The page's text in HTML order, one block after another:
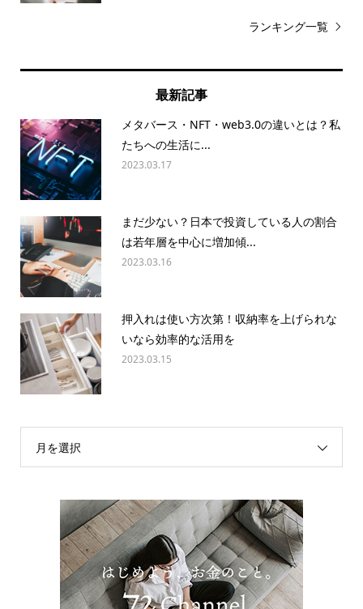
ランキング一覧
最新記事
メタバース・NFT・web3.0の違いとは？私
たちへの生活に...
2023.03.17
まだ少ない？日本で投資している人の割合
は若年層を中心に増加傾...
2023.03.16
押入れは使い方次第！収納率を上げられな
いなら効率的な活用を
2023.03.15
月を選択